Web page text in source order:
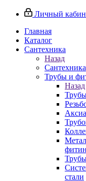
Личный
Главная
Каталог
Сантехника
Назад
Сантехника
Трубы и
Назад
стали